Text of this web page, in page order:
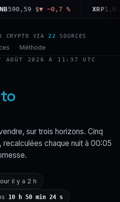
$▼ −0,7 % XRP1,03 $
CRYPTO VIA 22 SOURCES
Méthode
AOÛT 2026 À 11:37 UTC
sur trois horizons. Cinq
recalculées chaque nuit à 00:05
il y a 2 h
10 h 50 min 24 s